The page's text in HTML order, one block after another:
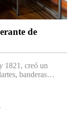
de
1821, creó un
banderas…